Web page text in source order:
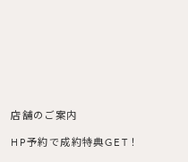
店舗のご案内
HP予約で成約特典GET！